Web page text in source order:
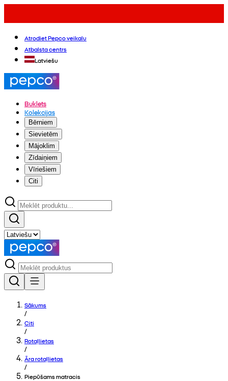
Atrodiet Pepco veikalu
Atbalsta centrs
Latviešu
Buklets
Kolekcijas
Bērniem
Sievietēm
Mājoklim
Zīdaiņiem
Vīriešiem
Citi
Sākums
/
Citi
/
Rotaļlietas
/
Āra rotaļlietas
/
Piepūšams matracis